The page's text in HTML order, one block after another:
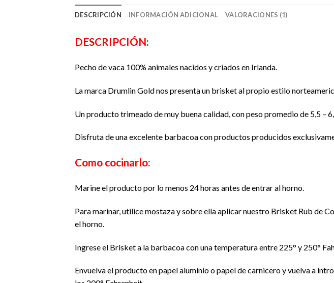
DESCRIPCIÓN INFORMACIÓN ADICIONAL VALORACIONES (1)
DESCRIPCIÓN:
Pecho de vaca 100% animales nacidos y criados en Irlanda.
La marca Drumlin Gold nos presenta un brisket al propio estilo
Un producto trimeado de muy buena calidad, con peso promedio de 5,5 –
Disfruta de una excelente barbacoa con productos producidos
Como cocinarlo:
Marine el producto por lo menos 24 horas antes de entrar al horno.
Para marinar, utilice mostaza y sobre ella aplicar nuestro Brisket Rub de
el horno.
Ingrese el Brisket a la barbacoa con una temperatura entre 225° y 250°
Envuelva el producto en papel aluminio o papel de carnicero y vuelva a